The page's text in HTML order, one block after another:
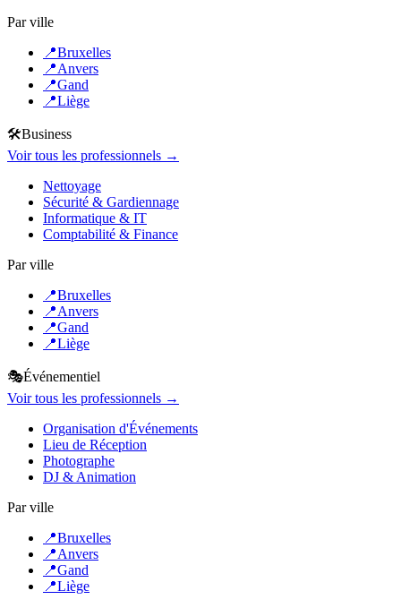
Par ville
📍Bruxelles
📍Anvers
📍Gand
📍Liège
🛠️Business
Voir tous les professionnels →
Nettoyage
Sécurité & Gardiennage
Informatique & IT
Comptabilité & Finance
Par ville
📍Bruxelles
📍Anvers
📍Gand
📍Liège
🎭Événementiel
Voir tous les professionnels →
Organisation d'Événements
Lieu de Réception
Photographe
DJ & Animation
Par ville
📍Bruxelles
📍Anvers
📍Gand
📍Liège